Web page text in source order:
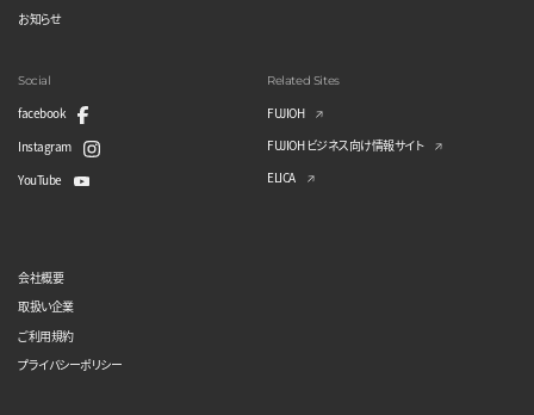
お知らせ
Social
facebook
Instagram
YouTube
Related Sites
FUJIOH
FUJIOH ビジネス向け情報サイト
ELICA
会社概要
取扱い企業
ご利用規約
プライバシーポリシー